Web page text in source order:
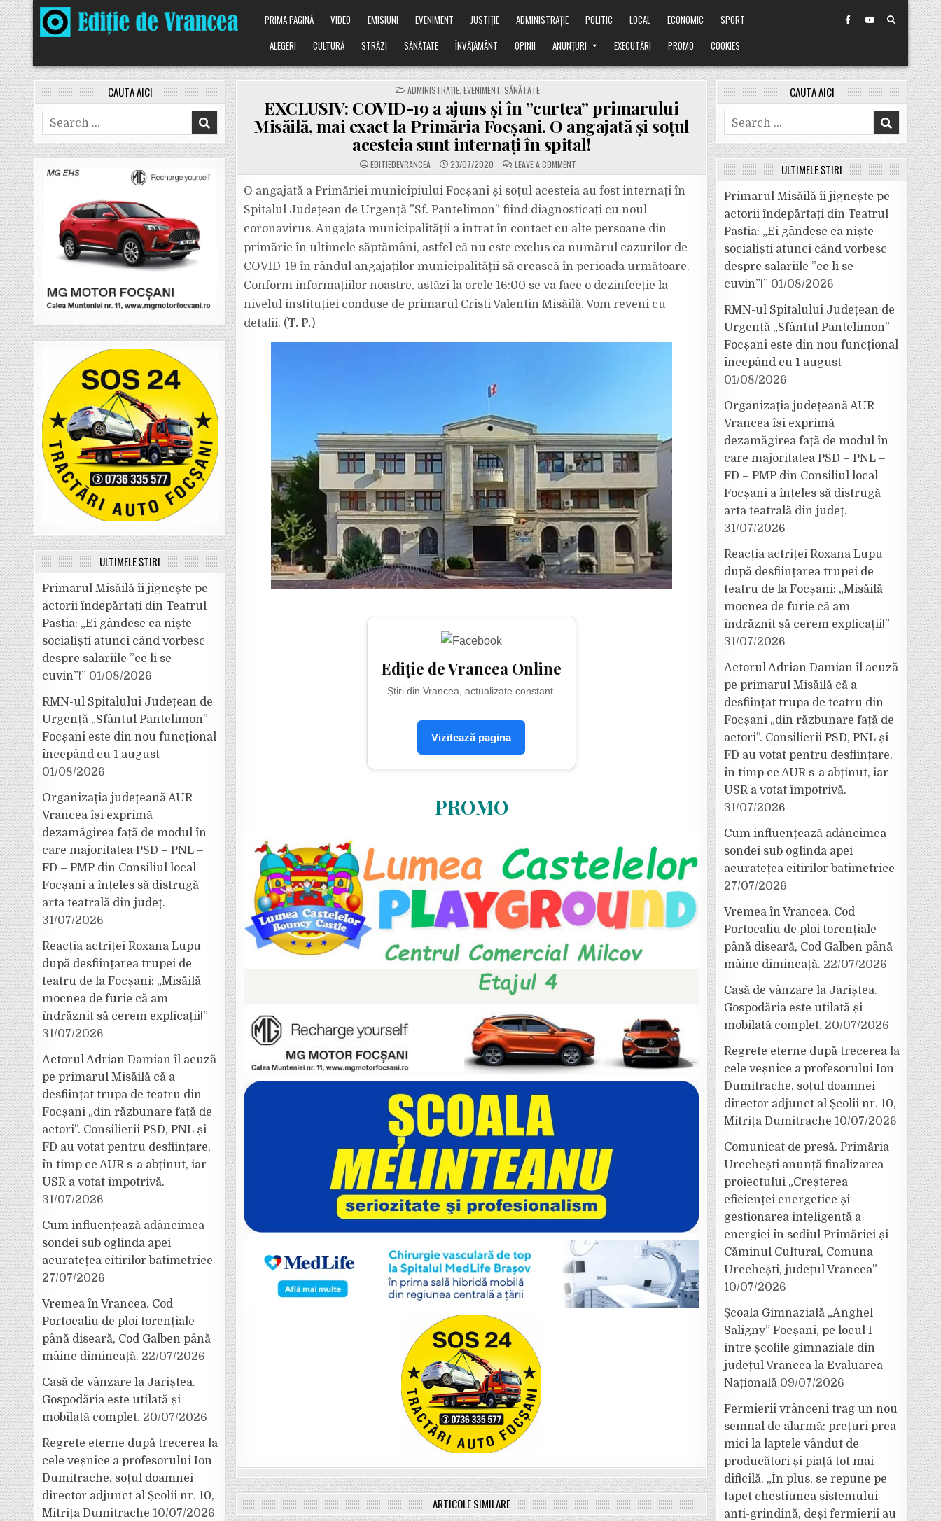
Skip
to
content
PRIMA PAGINĂ VIDEO EMISIUNI EVENIMENT JUSTIȚIE ADMINISTRAȚIE POLITIC LOCAL ECONOMIC
SPORT
ALEGERI
CULTURĂ STRĂZI SĂNĂTATE ÎNVĂȚĂMÂNT OPINII ANUNȚURI EXECUTĂRI PROMO COOKIES
POSTED
IN
ADMINISTRAȚIE ,EVENIMENT SĂNĂTATE
EXCLUSIV: COVID-19 a ajuns și în ”curtea” primarului
Misăilă, mai exact la Primăria Focșani. O angajată și soțul
acesteia sunt internați în spital!
EDITIEDEVRANCEA 23/07/2020 LEAVE A COMMENTON
EXCLUSIV:
19
A
AJUNS
ȘI
ÎN
”CURTEA”
MISĂILĂ,
EXACT
LA
PRIMĂRIA
FOCȘANI.
O
ANGAJATĂ
SUNT
O angajată a Primăriei municipiului Focșani și soțul acesteia au fost internați în
Spitalul Județean de Urgență ”Sf. Pantelimon” fiind diagnosticați cu noul
coronavirus. Angajata municipalității a intrat în contact cu alte persoane din
primărie în ultimele săptămâni, astfel că nu este exclus ca numărul cazurilor de
COVID-19 în rândul angajaților municipalității să crească în perioada următoare.
Conform informațiilor noastre, astăzi la orele 16:00 se va face o dezinfecție la
nivelul instituției conduse de primarul Cristi Valentin Misăilă. Vom reveni cu
detalii. (T. P.)
Ediție de Vrancea Online
Știri din Vrancea, actualizate constant.
Vizitează pagina
PROMO
ARTICOLE SIMILARE
CAUTĂ AICI
Search
for:
ULTIMELE ȘTIRI
Primarul Misăilă îi jignește pe
actorii îndepărtați din Teatrul
Pastia: „Ei gândesc ca niște
socialiști atunci când vorbesc
despre salariile ”ce li se
cuvin”!” 01/08/2026
RMN-ul Spitalului Județean de
Urgență „Sfântul Pantelimon”
Focșani este din nou funcțional
începând cu 1 august
01/08/2026
Organizația județeană AUR
Vrancea își exprimă
dezamăgirea față de modul în
care majoritatea PSD – PNL –
FD – PMP din Consiliul local
Focșani a înțeles să distrugă
arta teatrală din județ.
31/07/2026
Reacția actriței Roxana Lupu
după desființarea trupei de
teatru de la Focșani: „Misăilă
mocnea de furie că am
îndrăznit să cerem explicații!”
31/07/2026
Actorul Adrian Damian îl acuză
pe primarul Misăilă că a
desființat trupa de teatru din
Focșani „din răzbunare față de
actori”. Consilierii PSD, PNL și
FD au votat pentru desființare,
în timp ce AUR s-a abținut, iar
USR a votat împotrivă.
31/07/2026
Cum influențează adâncimea
sondei sub oglinda apei
acuratețea citirilor batimetrice
27/07/2026
Vremea în Vrancea. Cod
Portocaliu de ploi torențiale
până diseară, Cod Galben până
mâine dimineață. 22/07/2026
Casă de vânzare la Jariștea.
Gospodăria este utilată și
mobilată complet. 20/07/2026
Regrete eterne după trecerea la
cele veșnice a profesorului Ion
Dumitrache, soțul doamnei
director adjunct al Școlii nr. 10,
Mitrița Dumitrache 10/07/2026
CAUTĂ AICI
Search
for:
ULTIMELE ȘTIRI
Primarul Misăilă îi jignește pe
actorii îndepărtați din Teatrul
Pastia: „Ei gândesc ca niște
socialiști atunci când vorbesc
despre salariile ”ce li se
cuvin”!” 01/08/2026
RMN-ul Spitalului Județean de
Urgență „Sfântul Pantelimon”
Focșani este din nou funcțional
începând cu 1 august
01/08/2026
Organizația județeană AUR
Vrancea își exprimă
dezamăgirea față de modul în
care majoritatea PSD – PNL –
FD – PMP din Consiliul local
Focșani a înțeles să distrugă
arta teatrală din județ.
31/07/2026
Reacția actriței Roxana Lupu
după desființarea trupei de
teatru de la Focșani: „Misăilă
mocnea de furie că am
îndrăznit să cerem explicații!”
31/07/2026
Actorul Adrian Damian îl acuză
pe primarul Misăilă că a
desființat trupa de teatru din
Focșani „din răzbunare față de
actori”. Consilierii PSD, PNL și
FD au votat pentru desființare,
în timp ce AUR s-a abținut, iar
USR a votat împotrivă.
31/07/2026
Cum influențează adâncimea
sondei sub oglinda apei
acuratețea citirilor batimetrice
27/07/2026
Vremea în Vrancea. Cod
Portocaliu de ploi torențiale
până diseară, Cod Galben până
mâine dimineață. 22/07/2026
Casă de vânzare la Jariștea.
Gospodăria este utilată și
mobilată complet. 20/07/2026
Regrete eterne după trecerea la
cele veșnice a profesorului Ion
Dumitrache, soțul doamnei
director adjunct al Școlii nr. 10,
Mitrița Dumitrache 10/07/2026
Comunicat de presă. Primăria
Urechești anunță finalizarea
proiectului „Creșterea
eficienței energetice și
gestionarea inteligentă a
energiei în sediul Primăriei și
Căminul Cultural, Comuna
Urechești, județul Vrancea”
10/07/2026
Școala Gimnazială „Anghel
Saligny” Focșani, pe locul I
între școlile gimnaziale din
județul Vrancea la Evaluarea
Națională 09/07/2026
Fermierii vrânceni trag un nou
semnal de alarmă: prețuri prea
mici la laptele vândut de
producători și piață tot mai
dificilă. „În plus, se repune pe
tapet chestiunea sistemului
anti-grindină, deși fermierii au